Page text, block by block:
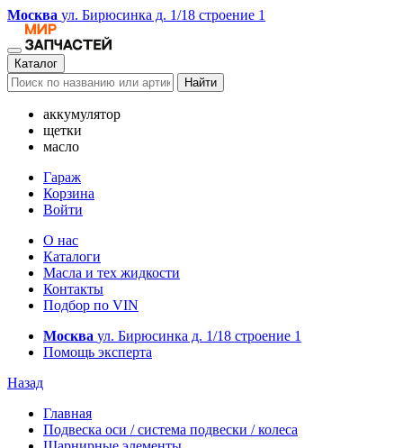
Москва ул. Бирюсинка д. 1/18 строение 1
Каталог
Найти
аккумулятор
щетки
масло
Гараж
Корзина
Войти
О нас
Каталоги
Масла и тех жидкости
Контакты
Подбор по VIN
Москва ул. Бирюсинка д. 1/18 строение 1
Помощь эксперта
Назад
Главная
Подвеска оси / система подвески / колеса